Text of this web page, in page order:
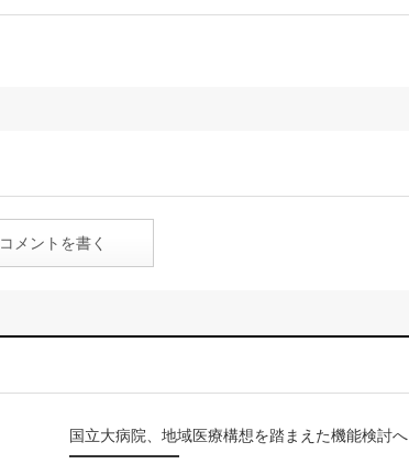
コメントを書く
国立大病院、地域医療構想を踏まえた機能検討へ